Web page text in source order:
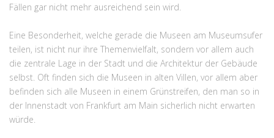
Fällen gar nicht mehr ausreichend sein wird.
Eine Besonderheit, welche gerade die Museen am Museumsufer
teilen, ist nicht nur ihre Themenvielfalt, sondern vor allem auch
die zentrale Lage in der Stadt und die Architektur der Gebäude
selbst. Oft finden sich die Museen in alten Villen, vor allem aber
befinden sich alle Museen in einem Grünstreifen, den man so in
der Innenstadt von Frankfurt am Main sicherlich nicht erwarten
würde.